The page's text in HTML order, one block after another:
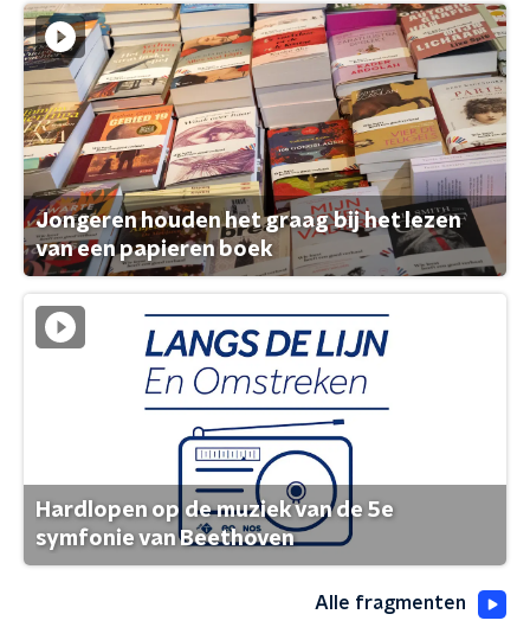
Jongeren houden het graag bij het lezen
van een papieren boek
Hardlopen op de muziek van de 5e
symfonie van Beethoven
Alle fragmenten